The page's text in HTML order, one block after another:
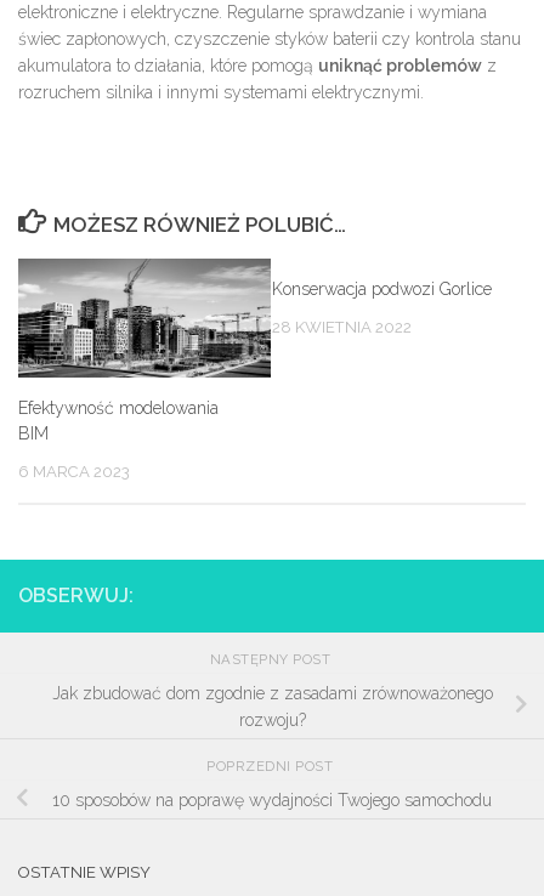
elektroniczne i elektryczne. Regularne sprawdzanie i wymiana
świec zapłonowych, czyszczenie styków baterii czy kontrola stanu
akumulatora to działania, które pomogą uniknąć problemów z
rozruchem silnika i innymi systemami elektrycznymi.
MOŻESZ RÓWNIEŻ POLUBIĆ…
Efektywność modelowania
BIM
6 MARCA 2023
Konserwacja podwozi Gorlice
28 KWIETNIA 2022
OBSERWUJ:
NASTĘPNY POST
Jak zbudować dom zgodnie z zasadami zrównoważonego
rozwoju?
POPRZEDNI POST
10 sposobów na poprawę wydajności Twojego samochodu
OSTATNIE WPISY